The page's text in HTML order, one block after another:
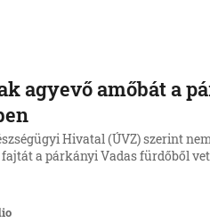
agyevő amőbát a
Hivatal (ÚVZ) szerint
fajtát a párkányi Vadas fürdőből